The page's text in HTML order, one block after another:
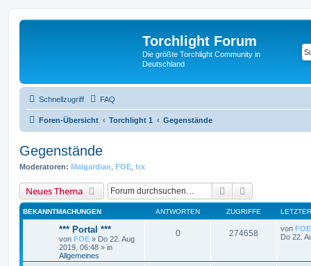
Torchlight Forum
Die größte Torchlight Community in
Deutschland
Schnellzugriff FAQ
Foren-Übersicht Torchlight 1 Gegenstände
Gegenstände
Moderatoren: Malgardian FOE frx
Neues Thema Suche
BEKANNTMACHUNGEN ANTWORTEN ZUGRIFFE
*** Portal ***
von FOE » Do 22. Aug
2019, 06:48 » in
Allgemeines
0 274658 von FOE
Do 22.